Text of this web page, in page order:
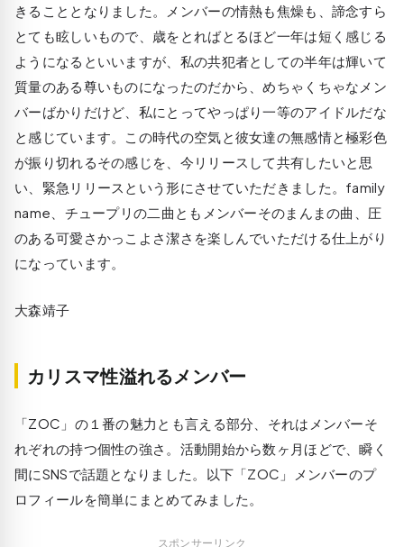
きることとなりました。メンバーの情熱も焦燥も、諦念すら
とても眩しいもので、歳をとればとるほど一年は短く感じる
ようになるといいますが、私の共犯者としての半年は輝いて
質量のある尊いものになったのだから、めちゃくちゃなメン
バーばかりだけど、私にとってやっぱり一等のアイドルだな
と感じています。この時代の空気と彼女達の無感情と極彩色
が振り切れるその感じを、今リリースして共有したいと思
い、緊急リリースという形にさせていただきました。family
name、チュープリの二曲ともメンバーそのまんまの曲、圧
のある可愛さかっこよさ潔さを楽しんでいただける仕上がり
になっています。
大森靖子
カリスマ性溢れるメンバー
「ZOC」の１番の魅力とも言える部分、それはメンバーそ
れぞれの持つ個性の強さ。活動開始から数ヶ月ほどで、瞬く
間にSNSで話題となりました。以下「ZOC」メンバーのプ
ロフィールを簡単にまとめてみました。
スポンサーリンク